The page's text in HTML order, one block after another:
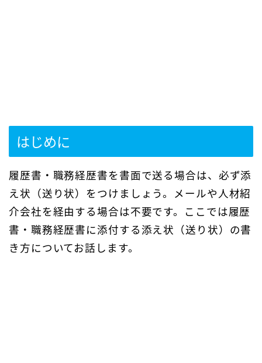
はじめに
履歴書・職務経歴書を書面で送る場合は、必ず添
え状（送り状）をつけましょう。メールや人材紹
介会社を経由する場合は不要です。ここでは履歴
書・職務経歴書に添付する添え状（送り状）の書
き方についてお話します。